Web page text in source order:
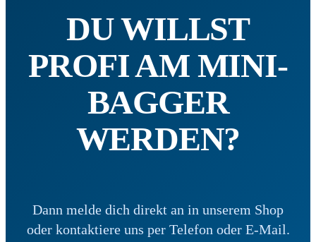
DU WILLST
PROFI AM MINI-
BAGGER
WERDEN?
Dann melde dich direkt an in unserem Shop
oder kontaktiere uns per Telefon oder E-Mail.